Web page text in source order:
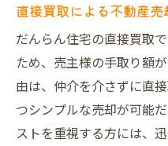
め方
専門家サポート
解消
笑顔で終える
用法
直接買取による不動産
だんらん住宅の直接買取
ため、売主様の手取り額
由は、仲介を介さずに直
つシンプルな売却が可能
ストを重視する方には、